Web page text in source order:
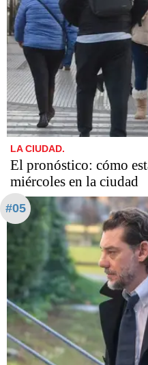
LA CIUDAD.
El pronóstico: cómo
miércoles en la ciudad
#05